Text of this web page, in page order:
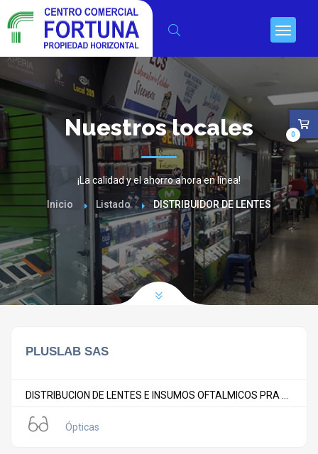
Nuestros locales
¡La calidad y el ahorro ahora en línea!
Inicio Listado DISTRIBUIDOR DE LENTES
PLUSLAB SAS
DISTRIBUCION DE LENTES E INSUMOS OFTALMICOS PRA ...
Ópticas
0